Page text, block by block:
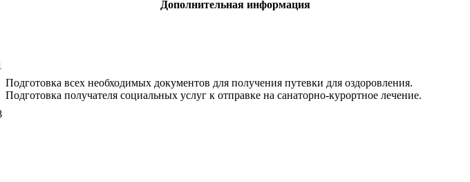
Дополнительная информация
Подготовка всех необходимых документов для получения путевки для оздоровления.
Подготовка получателя социальных услуг к отправке на санаторно-курортное лечение.